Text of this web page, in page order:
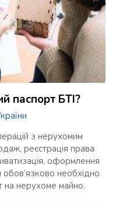
паспорт БТІ?
з нерухомим
реєстрація права
оформлення
обов’язково необхідно
на нерухоме майно.